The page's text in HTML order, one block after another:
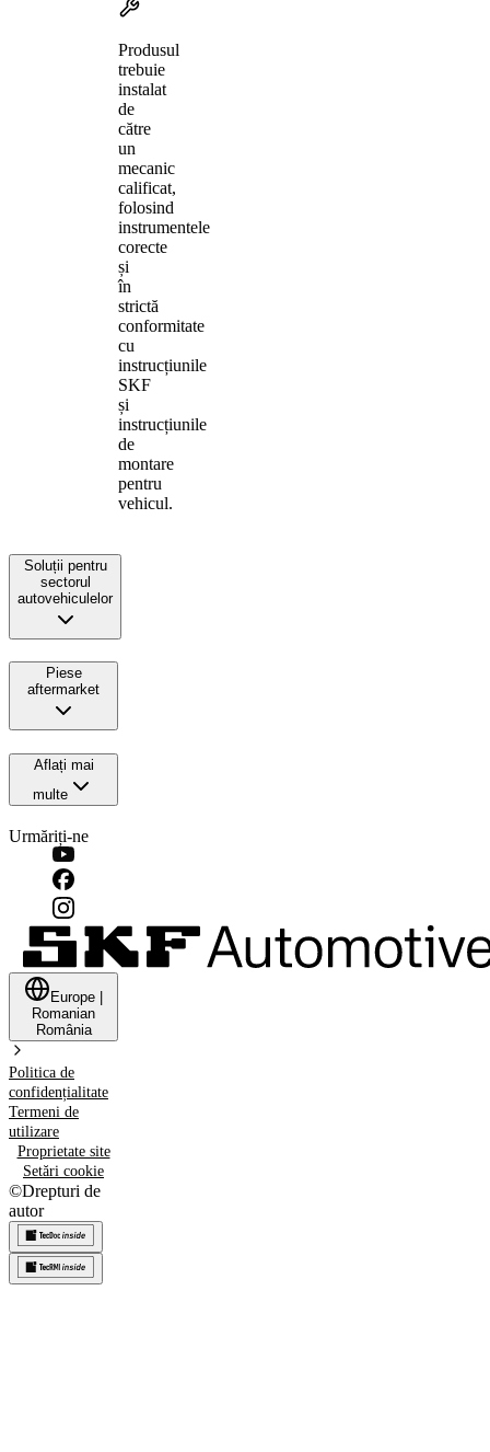
Produsul
trebuie
instalat
de
către
un
mecanic
calificat,
folosind
instrumentele
corecte
și
în
strictă
conformitate
cu
instrucțiunile
SKF
și
instrucțiunile
de
montare
pentru
vehicul.
Soluții pentru
sectorul
autovehiculelor
Piese
aftermarket
Aflați mai
multe
Urmăriți-ne
Europe
Romanian
România
Politica de
confidențialitate
Termeni de
utilizare
Proprietate site
Setări cookie
©Drepturi de
autor